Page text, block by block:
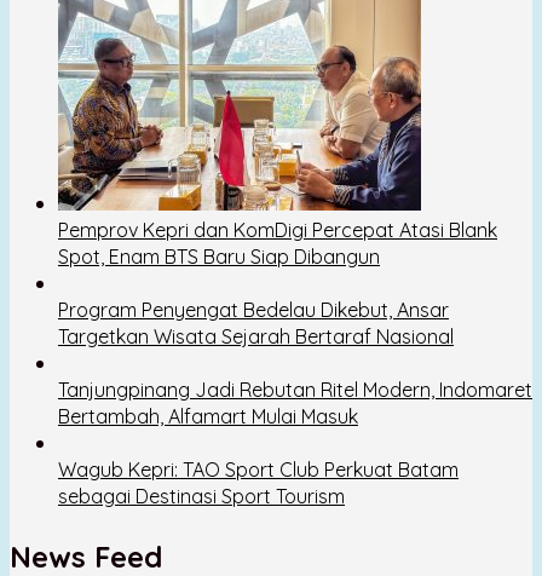
Pemprov Kepri dan KomDigi Percepat Atasi Blank
Spot, Enam BTS Baru Siap Dibangun
Program Penyengat Bedelau Dikebut, Ansar
Targetkan Wisata Sejarah Bertaraf Nasional
Tanjungpinang Jadi Rebutan Ritel Modern, Indomaret
Bertambah, Alfamart Mulai Masuk
Wagub Kepri: TAO Sport Club Perkuat Batam
sebagai Destinasi Sport Tourism
News Feed